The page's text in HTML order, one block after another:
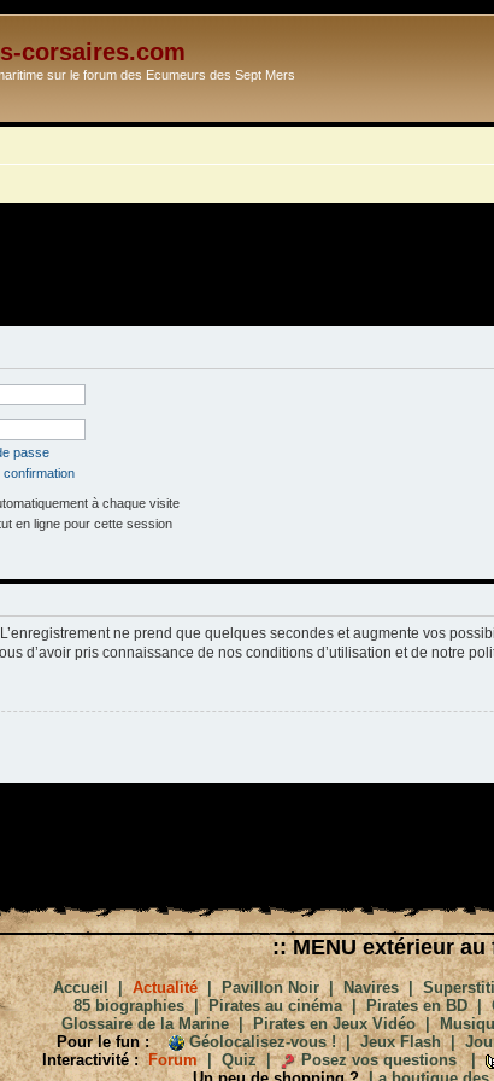
corsaires.com
sur le forum des Ecumeurs des Sept Mers
passe
confirmation
à chaque visite
en ligne pour cette session
ne prend que quelques secondes et augmente vos
d’avoir pris connaissance de nos conditions d’utilisation et de notre
:: MENU extérieur au
Accueil|Actualité|Pavillon Noir|Navires|
85 biographies| Pirates au cinéma|Pirates en BD|
Glossaire de la Marine|Pirates en Jeux Vidéo|
Pour le fun :
Géolocalisez-vous !|Jeux Flash|
Interactivité : Forum| Quiz| Posez vos questions|